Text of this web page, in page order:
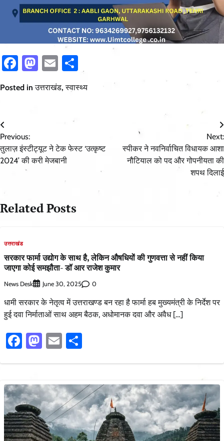
Facebook
Mastodon
Email
Posted inउत्तराखंड,स्वास्थ्य
Post
navigation
Previous:
तुलाज़ इंस्टीट्यूट ने टेक फेस्ट ‘उत्कृष्ट
2024’ की करी मेजबानी
Next:
स्पीकर ने नवनिर्वाचित विधायक आशा
नौटियाल को पद और गोपनीयता की
शपथ दिलाई
Related Posts
उत्तराखंड
सरकार फार्मा उद्योग के साथ है, लेकिन औषधियों की गुणवत्ता से नहीं किया
जाएगा कोई समझौता- डॉ आर राजेश कुमार
News Desk June 30, 2025 0
धामी सरकार के नेतृत्व में उत्तराखण्ड बन रहा है फार्मा हब मुख्यमंत्री के निर्देश पर
हुई दवा निर्माताओं साथ अहम बैठक, अधोमानक दवा और अवैध […]
Facebook
Mastodon
Email